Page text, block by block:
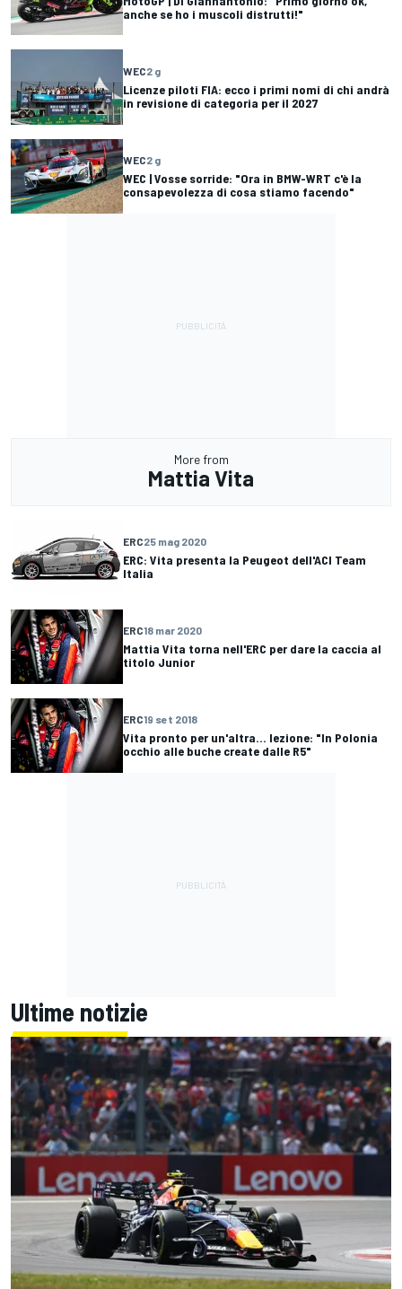
anche se ho i muscoli distrutti!"
WEC2 g
Licenze piloti FIA: ecco i primi nomi di chi andrà
in revisione di categoria per il 2027
WEC2 g
WEC | Vosse sorride: "Ora in BMW-WRT c'è la
consapevolezza di cosa stiamo facendo"
More from
Mattia Vita
ERC25 mag 2020
ERC: Vita presenta la Peugeot dell'ACI Team
Italia
ERC18 mar 2020
Mattia Vita torna nell'ERC per dare la caccia al
titolo Junior
ERC19 set 2018
Vita pronto per un'altra... lezione: "In Polonia
occhio alle buche create dalle R5"
Ultime notizie